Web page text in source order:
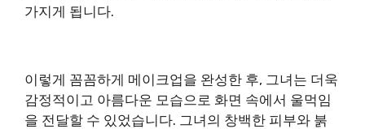
가지게 됩니다.
이렇게 꼼꼼하게 메이크업을 완성한 후, 그녀는 더욱
감정적이고 아름다운 모습으로 화면 속에서 울먹임
을 전달할 수 있었습니다. 그녀의 창백한 피부와 붉